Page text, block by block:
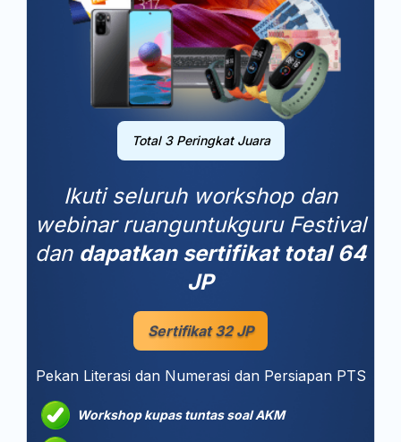
Total 3 Peringkat Juara
Ikuti seluruh workshop dan
webinar ruanguntukguru Festival
dan dapatkan sertifikat total 64
JP
Sertifikat 32 JP
Pekan Literasi dan Numerasi dan Persiapan PTS
Workshop kupas tuntas soal AKM